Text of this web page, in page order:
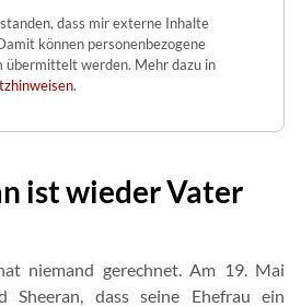
dass mir externe Inhalte
können personenbezogene
übermittelt werden. Mehr dazu in
.
ist wieder Vater
niemand gerechnet. Am 19. Mai
Sheeran, dass seine Ehefrau ein